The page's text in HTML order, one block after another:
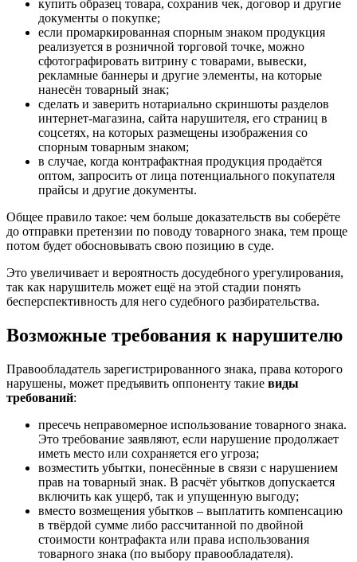
купить образец товара, сохранив чек, договор и другие
документы о покупке;
если промаркированная спорным знаком продукция
реализуется в розничной торговой точке, можно
сфотографировать витрину с товарами, вывески,
рекламные баннеры и другие элементы, на которые
нанесён товарный знак;
сделать и заверить нотариально скриншоты разделов
интернет-магазина, сайта нарушителя, его страниц в
соцсетях, на которых размещены изображения со
спорным товарным знаком;
в случае, когда контрафактная продукция продаётся
оптом, запросить от лица потенциального покупателя
прайсы и другие документы.
Общее правило такое: чем больше доказательств вы соберёте
до отправки претензии по поводу товарного знака, тем проще
потом будет обосновывать свою позицию в суде.
Это увеличивает и вероятность досудебного урегулирования,
так как нарушитель может ещё на этой стадии понять
бесперспективность для него судебного разбирательства.
Возможные требования к нарушителю
Правообладатель зарегистрированного знака, права которого
нарушены, может предъявить оппоненту такие виды
требований:
пресечь неправомерное использование товарного знака.
Это требование заявляют, если нарушение продолжает
иметь место или сохраняется его угроза;
возместить убытки, понесённые в связи с нарушением
прав на товарный знак. В расчёт убытков допускается
включить как ущерб, так и упущенную выгоду;
вместо возмещения убытков – выплатить компенсацию
в твёрдой сумме либо рассчитанной по двойной
стоимости контрафакта или права использования
товарного знака (по выбору правообладателя).